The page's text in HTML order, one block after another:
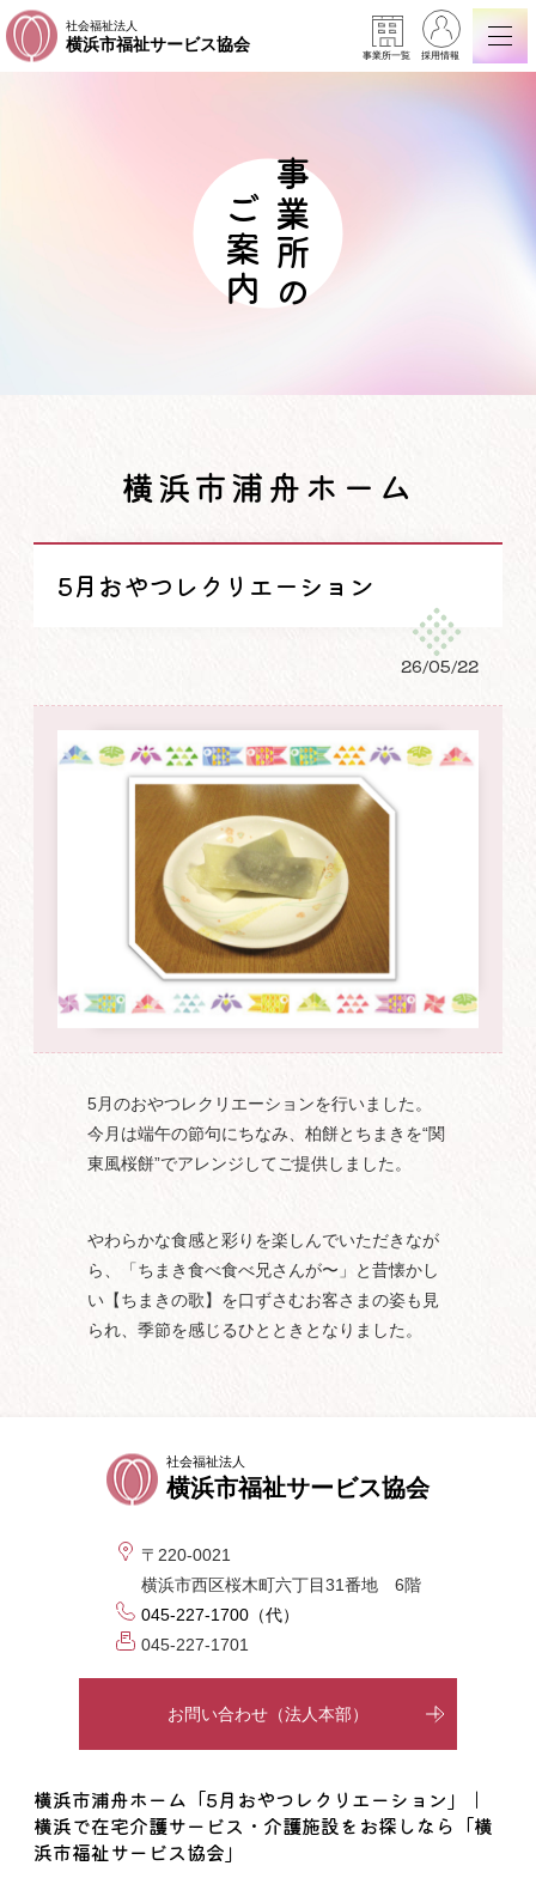
社会福祉法人
横浜市福祉サービス協会
事業所一覧 採用情報
事業所の
ご案内
横浜市浦舟ホーム
5月おやつレクリエーション
26/05/22
5月のおやつレクリエーションを行いました。
今月は端午の節句にちなみ、柏餅とちまきを“関
東風桜餅”でアレンジしてご提供しました。
やわらかな食感と彩りを楽しんでいただきなが
ら、「ちまき食べ食べ兄さんが〜」と昔懐かし
い【ちまきの歌】を口ずさむお客さまの姿も見
られ、季節を感じるひとときとなりました。
社会福祉法人
横浜市福祉サービス協会
〒220-0021
横浜市西区桜木町六丁目31番地 6階
045-227-1700（代）
045-227-1701
お問い合わせ（法人本部）
横浜市浦舟ホーム「5月おやつレクリエーション」｜
横浜で在宅介護サービス・介護施設をお探しなら「横
浜市福祉サービス協会」